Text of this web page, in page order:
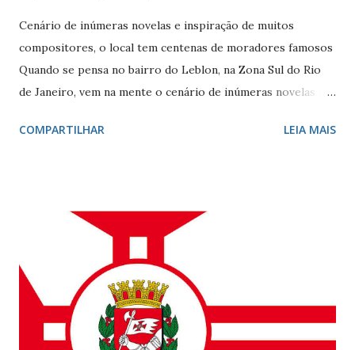
Cenário de inúmeras novelas e inspiração de muitos
compositores, o local tem centenas de moradores famosos
Quando se pensa no bairro do Leblon, na Zona Sul do Rio
de Janeiro, vem na mente o cenário de inúmeras novelas de
compositores e poetas. Como defini-lo? Calmo e elegante.
pelo seu cartão-postal: o mar e o Morro Dois Irmãos. A
localidade uma das mais cobiçadas da cidade e um dos
bairros mais caros do país. No último dia 26 de julho, o
Leblon completou 100 anos de histórias. Francisca Ornellas
Teles e Charles Le Blond Charles Le Blond, 1804-1880,
COMPARTILHAR LEIA MAIS